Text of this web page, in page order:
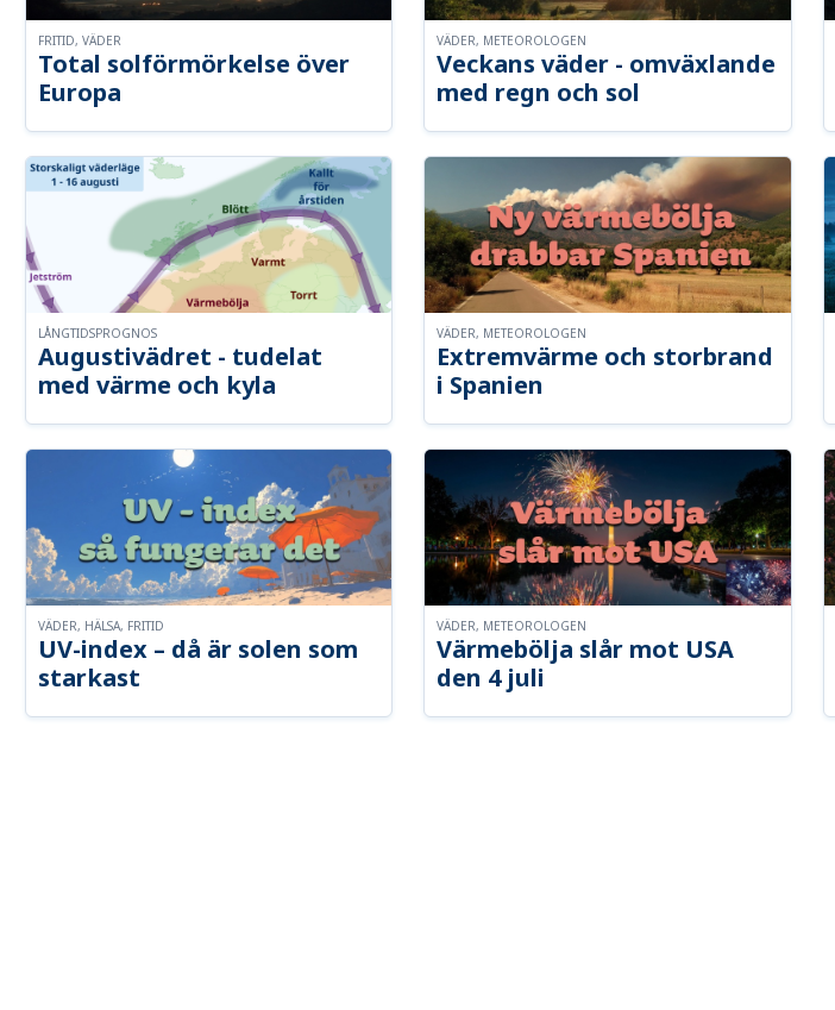
Total solförmörkelse över
Europa
FRITID, VÄDER
Veckans väder - omväxlande
med regn och sol
VÄDER, METEOROLOGEN
Augustivädret - tudelat
med värme och kyla
LÅNGTIDSPROGNOS
Extremvärme och storbrand
i Spanien
VÄDER, METEOROLOGEN
UV-index – då är solen som
starkast
VÄDER, HÄLSA, FRITID
Värmebölja slår mot USA
den 4 juli
VÄDER, METEOROLOGEN